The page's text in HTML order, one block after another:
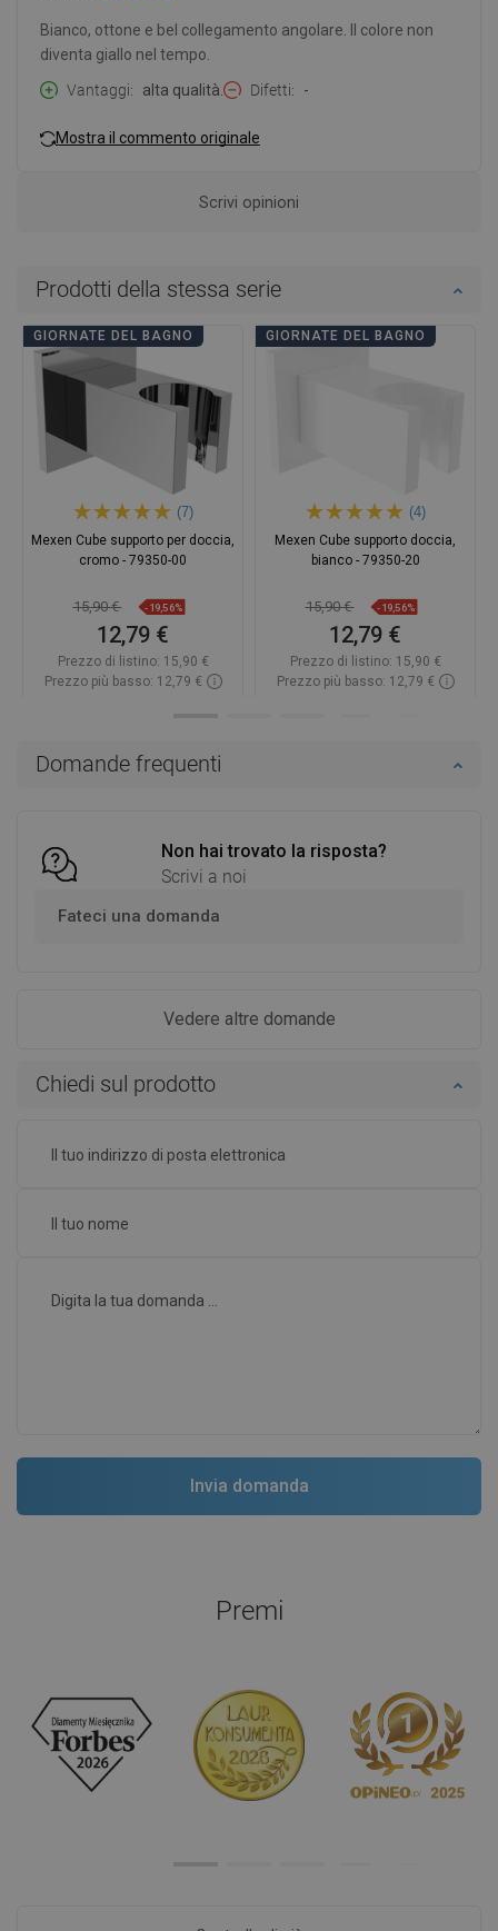
Domande frequenti
Non hai trovato la risposta?
Scrivi a noi
Fateci una domanda
Vedere altre domande
Bianco, ottone e bel collegamento angolare. Il colore non
diventa giallo nel tempo.
Vantaggi
alta qualità. Difetti -
Mostra il commento originale
Scrivi opinioni
Chiedi sul prodotto
Prodotti della stessa serie
GIORNATE DEL BAGNO
(7)
Mexen Cube supporto per doccia,
cromo - 79350-00
15,90 € -19,56%
12,79 €
Prezzo di listino: 15,90 €
Prezzo più basso: 12,79 €
GIORNATE DEL BAGNO
(4)
Mexen Cube supporto doccia,
bianco - 79350-20
15,90 € -19,56%
12,79 €
Prezzo di listino: 15,90 €
Prezzo più basso: 12,79 €
Premi